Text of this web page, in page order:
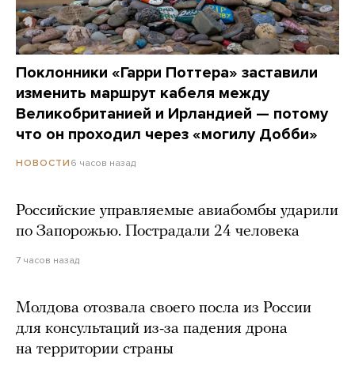
Поклонники «Гарри Поттера» заставили
изменить маршрут кабеля между
Великобританией и Ирландией — потому
что он проходил через «могилу Добби»
НОВОСТИ 6 часов назад
Российские управляемые авиабомбы ударили
по Запорожью. Пострадали 24 человека
7 часов назад
Молдова отозвала своего посла из России
для консультаций из-за падения дрона
на территории страны